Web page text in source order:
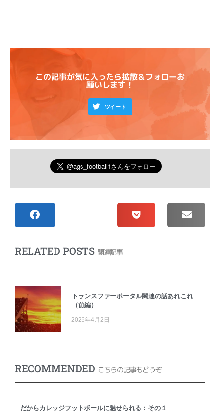
この記事が気に入ったら拡散＆フォローお
願いします！
ツイート
RELATED POSTS 関連記事
トランスファーポータル関連の話あれこれ
（前編）
2026年4月2日
RECOMMENDED こちらの記事もどうぞ
だからカレッジフットボールに魅せられる：その１